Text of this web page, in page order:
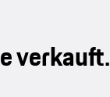
verkauft.